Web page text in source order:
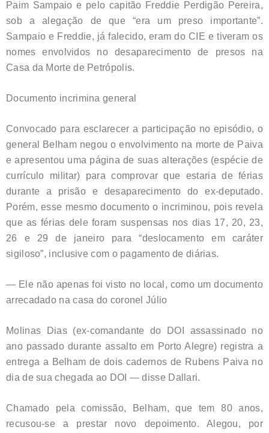
Paim Sampaio e pelo capitão Freddie Perdigão Pereira,
sob a alegação de que “era um preso importante”.
Sampaio e Freddie, já falecido, eram do CIE e tiveram os
nomes envolvidos no desaparecimento de presos na
Casa da Morte de Petrópolis.
Documento incrimina general
Convocado para esclarecer a participação no episódio, o
general Belham negou o envolvimento na morte de Paiva
e apresentou uma página de suas alterações (espécie de
currículo militar) para comprovar que estaria de férias
durante a prisão e desaparecimento do ex-deputado.
Porém, esse mesmo documento o incriminou, pois revela
que as férias dele foram suspensas nos dias 17, 20, 23,
26 e 29 de janeiro para “deslocamento em caráter
sigiloso”, inclusive com o pagamento de diárias.
— Ele não apenas foi visto no local, como um documento
arrecadado na casa do coronel Júlio
Molinas Dias (ex-comandante do DOI assassinado no
ano passado durante assalto em Porto Alegre) registra a
entrega a Belham de dois cadernos de Rubens Paiva no
dia de sua chegada ao DOI — disse Dallari.
Chamado pela comissão, Belham, que tem 80 anos,
recusou-se a prestar novo depoimento. Alegou, por